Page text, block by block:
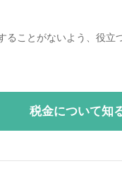
ことがないよう、役立
税金について知